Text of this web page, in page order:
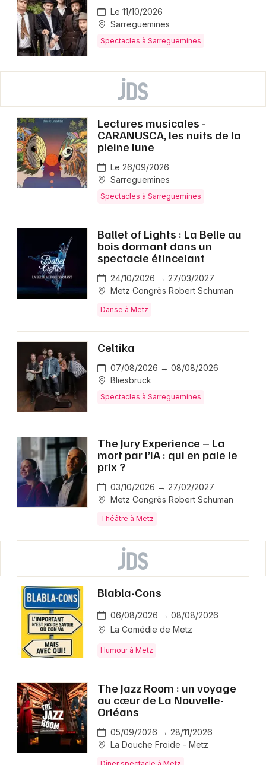
Le 11/10/2026
Sarreguemines
Spectacles à Sarreguemines
Lectures musicales -
CARANUSCA, les nuits de la
pleine lune
Le 26/09/2026
Sarreguemines
Spectacles à Sarreguemines
Ballet of Lights : La Belle au
bois dormant dans un
spectacle étincelant
24/10/2026 → 27/03/2027
Metz Congrès Robert Schuman
Danse à Metz
Celtika
07/08/2026 → 08/08/2026
Bliesbruck
Spectacles à Sarreguemines
The Jury Experience – La
mort par l’IA : qui en paie le
prix ?
03/10/2026 → 27/02/2027
Metz Congrès Robert Schuman
Théâtre à Metz
Blabla-Cons
06/08/2026 → 08/08/2026
La Comédie de Metz
Humour à Metz
The Jazz Room : un voyage
au cœur de La Nouvelle-
Orléans
05/09/2026 → 28/11/2026
La Douche Froide - Metz